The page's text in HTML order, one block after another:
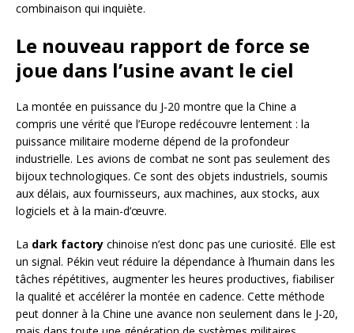
combinaison qui inquiète.
Le nouveau rapport de force se
joue dans l’usine avant le ciel
La montée en puissance du J-20 montre que la Chine a
compris une vérité que l’Europe redécouvre lentement : la
puissance militaire moderne dépend de la profondeur
industrielle. Les avions de combat ne sont pas seulement des
bijoux technologiques. Ce sont des objets industriels, soumis
aux délais, aux fournisseurs, aux machines, aux stocks, aux
logiciels et à la main-d’œuvre.
La dark factory chinoise n’est donc pas une curiosité. Elle est
un signal. Pékin veut réduire la dépendance à l’humain dans les
tâches répétitives, augmenter les heures productives, fiabiliser
la qualité et accélérer la montée en cadence. Cette méthode
peut donner à la Chine une avance non seulement dans le J-20,